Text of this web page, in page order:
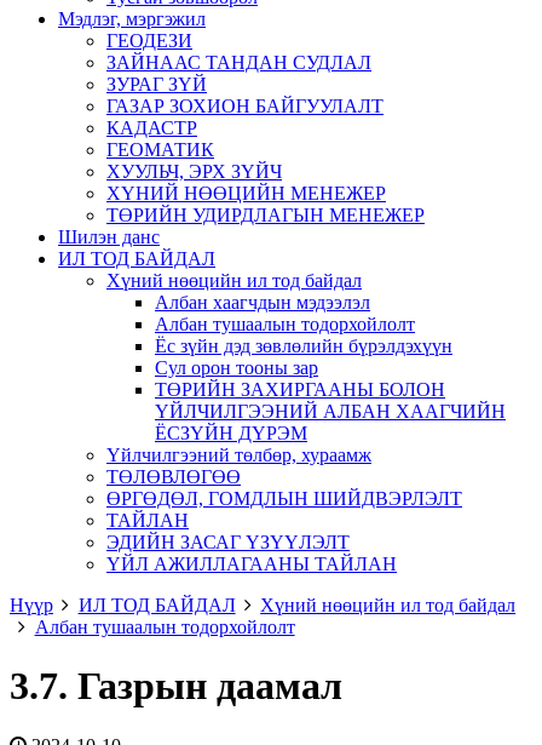
Мэдлэг, мэргэжил
ГЕОДЕЗИ
ЗАЙНААС ТАНДАН СУДЛАЛ
ЗУРАГ ЗҮЙ
ГАЗАР ЗОХИОН БАЙГУУЛАЛТ
КАДАСТР
ГЕОМАТИК
ХУУЛЬЧ, ЭРХ ЗҮЙЧ
ХҮНИЙ НӨӨЦИЙН МЕНЕЖЕР
ТӨРИЙН УДИРДЛАГЫН МЕНЕЖЕР
Шилэн данс
ИЛ ТОД БАЙДАЛ
Хүний нөөцийн ил тод байдал
Албан хаагчдын мэдээлэл
Албан тушаалын тодорхойлолт
Ёс зүйн дэд зөвлөлийн бүрэлдэхүүн
Сул орон тооны зар
ТӨРИЙН ЗАХИРГААНЫ БОЛОН
ҮЙЛЧИЛГЭЭНИЙ АЛБАН ХААГЧИЙН
ЁСЗҮЙН ДҮРЭМ
Үйлчилгээний төлбөр, хураамж
ТӨЛӨВЛӨГӨӨ
ӨРГӨДӨЛ, ГОМДЛЫН ШИЙДВЭРЛЭЛТ
ТАЙЛАН
ЭДИЙН ЗАСАГ ҮЗҮҮЛЭЛТ
ҮЙЛ АЖИЛЛАГААНЫ ТАЙЛАН
Нүүр
ИЛ ТОД БАЙДАЛ
Хүний нөөцийн ил тод байдал
Албан тушаалын тодорхойлолт
3.7. Газрын даамал